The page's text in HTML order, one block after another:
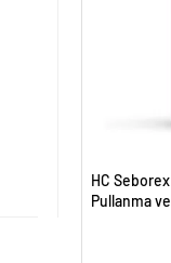
HC
Pullanma